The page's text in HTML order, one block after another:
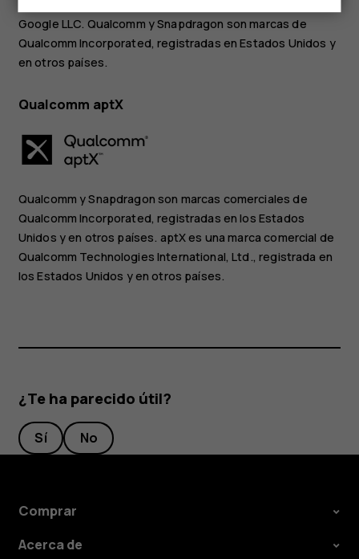
Google LLC. Qualcomm y Snapdragon son marcas de
Qualcomm Incorporated, registradas en Estados Unidos y
en otros países.
Qualcomm aptX
Qualcomm y Snapdragon son marcas comerciales de
Qualcomm Incorporated, registradas en los Estados
Unidos y en otros países. aptX es una marca comercial de
Qualcomm Technologies International, Ltd., registrada en
los Estados Unidos y en otros países.
¿Te ha parecido útil?
Sí No
Comprar
Acerca de